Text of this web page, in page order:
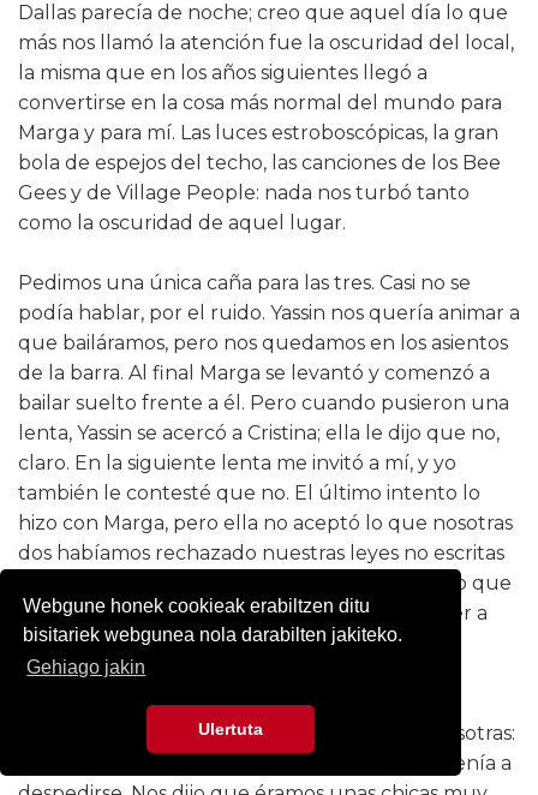
Webgune honek cookieak erabiltzen ditu
bisitariek webgunea nola darabilten jakiteko.
Gehiago jakin
Ulertuta
Dallas parecía de noche; creo que aquel día lo que
más nos llamó la atención fue la oscuridad del local,
la misma que en los años siguientes llegó a
convertirse en la cosa más normal del mundo para
Marga y para mí. Las luces estroboscópicas, la gran
bola de espejos del techo, las canciones de los Bee
Gees y de Village People: nada nos turbó tanto
como la oscuridad de aquel lugar.
Pedimos una única caña para las tres. Casi no se
podía hablar, por el ruido. Yassin nos quería animar a
que bailáramos, pero nos quedamos en los asientos
de la barra. Al final Marga se levantó y comenzó a
bailar suelto frente a él. Pero cuando pusieron una
lenta, Yassin se acercó a Cristina; ella le dijo que no,
claro. En la siguiente lenta me invitó a mí, y yo
también le contesté que no. El último intento lo
hizo con Marga, pero ella no aceptó lo que nosotras
dos habíamos rechazado nuestras leyes no escritas
eran estrictas en lo tocante a ese tema, y le dijo que
no. Además, ya eran las nueve; debíamos volver a
casa. Y así lo hicimos.
Al día siguiente, como todas las tardes, Yassin
apareció por la plaza. Pero no se sentó con nosotras:
permaneció de pie. La visita no duró mucho: venía a